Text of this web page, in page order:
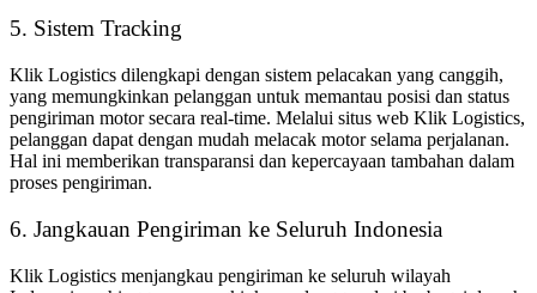
5. Sistem Tracking
Klik Logistics dilengkapi dengan sistem pelacakan yang canggih,
yang memungkinkan pelanggan untuk memantau posisi dan status
pengiriman motor secara real-time. Melalui situs web Klik Logistics,
pelanggan dapat dengan mudah melacak motor selama perjalanan.
Hal ini memberikan transparansi dan kepercayaan tambahan dalam
proses pengiriman.
6. Jangkauan Pengiriman ke Seluruh Indonesia
Klik Logistics menjangkau pengiriman ke seluruh wilayah